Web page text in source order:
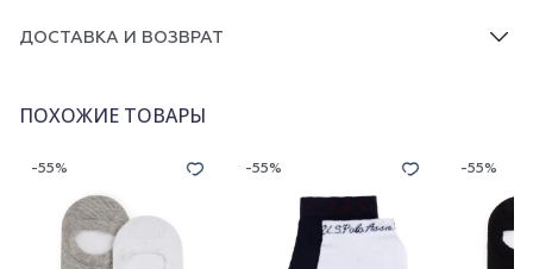
ДОСТАВКА И ВОЗВРАТ
ПОХОЖИЕ ТОВАРЫ
-55% -55% -55%